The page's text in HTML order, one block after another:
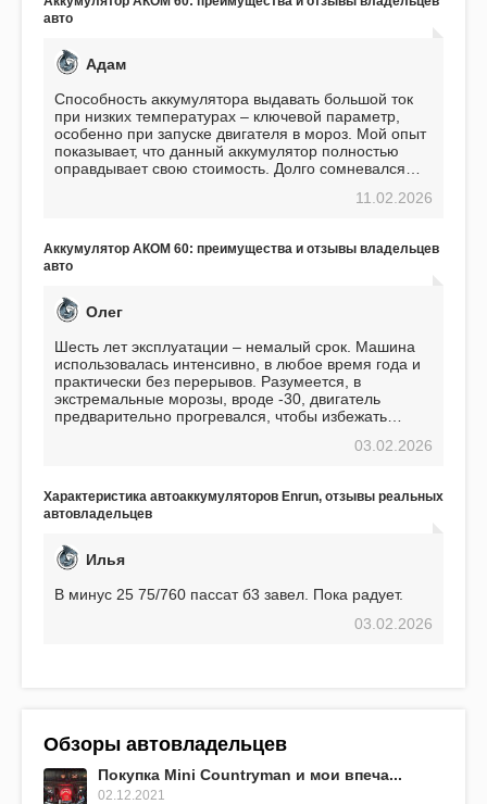
авто
Адам
Способность аккумулятора выдавать большой ток
при низких температурах – ключевой параметр,
особенно при запуске двигателя в мороз. Мой опыт
показывает, что данный аккумулятор полностью
оправдывает свою стоимость. Долго сомневался
пожалел. Считаю, что это отличное вложение,11.02.2026
Аккумулятор АКОМ 60: преимущества и отзывы владельцев
авто
Олег
Шесть лет эксплуатации – немалый срок. Машина
использовалась интенсивно, в любое время года и
практически без перерывов. Разумеется, в
экстремальные морозы, вроде -30, двигатель
предварительно прогревался, чтобы избежать
использования не было ни единой поломки,
EFB 75. Судя по характеристикам, он даже
превосходит предыдущую модель.
03.02.2026
Характеристика автоаккумуляторов Enrun, отзывы реальных
автовладельцев
Илья
В минус 25 75/760 пассат б3 завел. Пока радует.
03.02.2026
Обзоры автовладельцев
Покупка Mini Countryman и мои впеча...
02.12.2021